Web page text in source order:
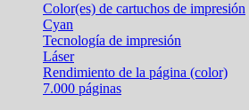
Color(es) de cartuchos de impresión
Cyan
Tecnología de impresión
Láser
Rendimiento de la página (color)
7.000 páginas